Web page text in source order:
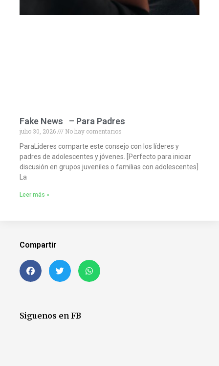
Fake News – Para Padres
julio 30, 2026
No hay comentarios
ParaLideres comparte este consejo con los líderes y
padres de adolescentes y jóvenes. [Perfecto para iniciar
discusión en grupos juveniles o familias con adolescentes]
La
Leer más »
Compartir
Siguenos en FB